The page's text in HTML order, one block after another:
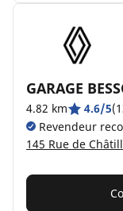
GARAGE
4.82 km 4.6/5
Revendeur
145 Rue de